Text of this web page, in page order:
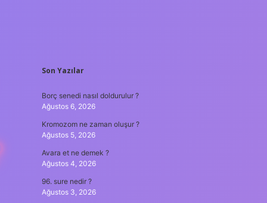
SIDEBAR
Son Yazılar
Borç senedi nasıl doldurulur ?
Ağustos 6, 2026
Kromozom ne zaman oluşur ?
Ağustos 5, 2026
Avara et ne demek ?
Ağustos 4, 2026
96. sure nedir ?
Ağustos 3, 2026